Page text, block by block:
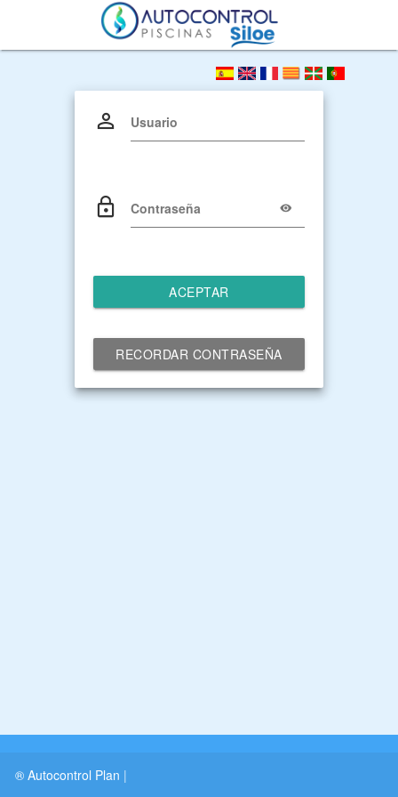
Usuario
Contraseña
ACEPTAR
RECORDAR CONTRASEÑA
® Autocontrol Plan |